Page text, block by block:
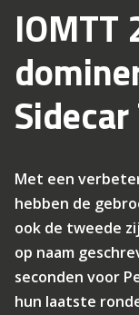
IOMTT
Sidecar
Met een
hebben de
ook de tweede
op naam
seconden voor
hun laatste